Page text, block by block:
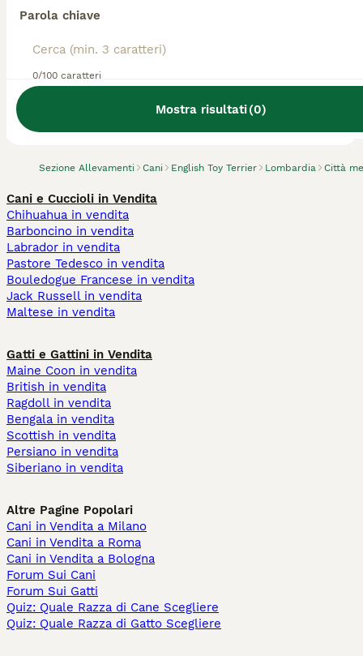
Parola chiave
0/100 caratteri
Mostra risultati(0)
Sezione Allevamenti Cani English Toy Terrier Lombardia Città
Abbiamo trovato 0 Allevamento di English
Toy Terrier, Paullo.
Cani e Cuccioli in Vendita
Chihuahua in vendita
Barboncino in vendita
Labrador in vendita
Pastore Tedesco in vendita
Bouledogue Francese in vendita
Jack Russell in vendita
Maltese in vendita
Gatti e Gattini in Vendita
Maine Coon in vendita
British in vendita
Ragdoll in vendita
Bengala in vendita
Scottish in vendita
Persiano in vendita
Siberiano in vendita
Altre Pagine Popolari
Cani in Vendita a Milano
Cani in Vendita a Roma
Cani in Vendita a Bologna
Forum Sui Cani
Forum Sui Gatti
Quiz: Quale Razza di Cane Scegliere
Quiz: Quale Razza di Gatto Scegliere